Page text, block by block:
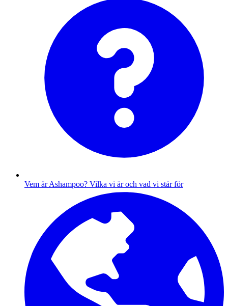
Vem är Ashampoo? Vilka vi är och vad vi står för